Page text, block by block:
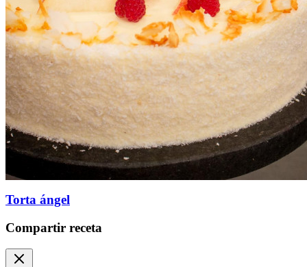
Torta ángel
Compartir receta